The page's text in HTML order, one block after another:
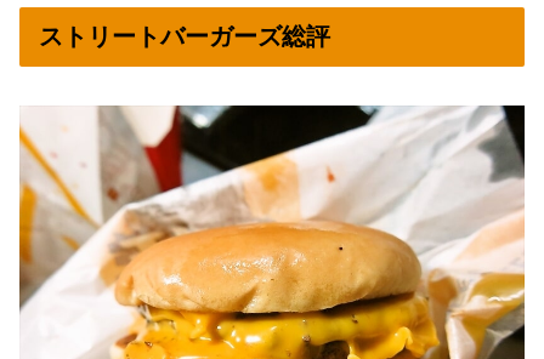
ストリートバーガーズ総評